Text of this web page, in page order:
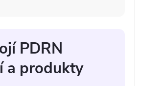
PDRN
a produkty